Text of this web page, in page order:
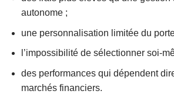
autonome ;
une personnalisation limitée du
l’impossibilité de sélectionner soi-
des performances qui dépendent
marchés financiers.